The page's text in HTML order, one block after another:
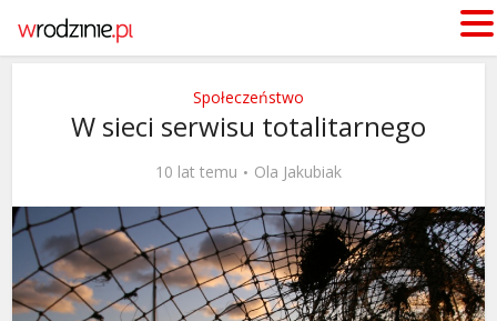
Społeczeństwo
W sieci serwisu totalitarnego
10 lat temu Ola Jakubiak